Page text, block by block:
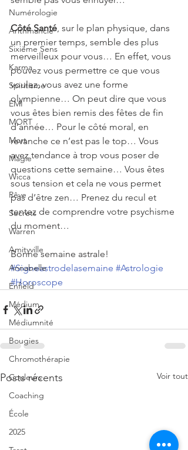
Numérologie
Arithmancie
Sixième Sens
Karma
Spiritisme
EMI
MORT
Mort
Magie
Wicca
Rêve
Secrets
Warren
Amityville
Annabelle
Enfield
Médium
Médiumnité
Bougies
Chromothérapie
Couleurs
Coaching
École
2025
Côté Santé, sur le plan physique, dans
un premier temps, semble des plus
merveilleux pour vous… En effet, vous
pouvez vous permettre ce que vous
voulez, vous avez une forme
olympienne… On peut dire que vous
vous êtes bien remis des fêtes de fin
d’année… Pour le côté moral, en
revanche ce n’est pas le top… Vous
avez tendance à trop vous poser de
questions cette semaine… Vous êtes
sous tension et cela ne vous permet
pas d’être zen… Prenez du recul et
tentez de comprendre votre psychisme
du moment…
Bonne semaine astrale!
#Signeastrodelasemaine #Astrologie
#Horoscope
Posts récents Voir tout